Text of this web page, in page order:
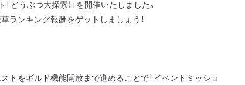
どうぶつ大探索！」を開催いたしました。
ランキング報酬をゲットしましょう！
トをギルド機能開放まで進めることで「イベントミッショ